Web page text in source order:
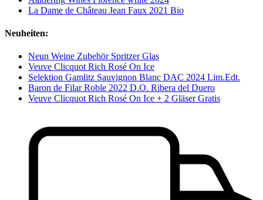
La Dame de Château Jean Faux 2021 Bio
Neuheiten:
Neun Weine Zubehör Spritzer Glas
Veuve Clicquot Rich Rosé On Ice
Selektion Gamlitz Sauvignon Blanc DAC 2024 Lim.Edt.
Baron de Filar Roble 2022 D.O. Ribera del Duero
Veuve Clicquot Rich Rosé On Ice + 2 Gläser Gratis